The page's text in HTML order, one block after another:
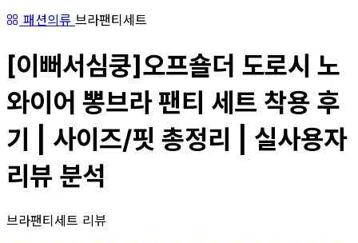
패션의류 브라팬티세트
[이뻐서심쿵]오프숄더 도로시 노
와이어 뽕브라 팬티 세트 착용 후
기 | 사이즈/핏 총정리 | 실사용자
리뷰 분석
브라팬티세트 리뷰